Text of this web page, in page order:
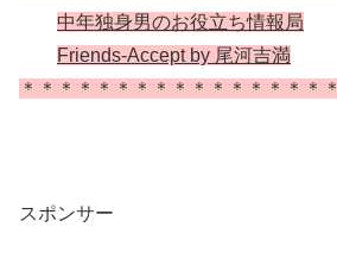
中年独身男のお役立ち情報局
Friends-Accept by 尾河吉満
＊＊＊＊＊＊＊＊＊＊＊＊＊＊＊＊＊
スポンサー